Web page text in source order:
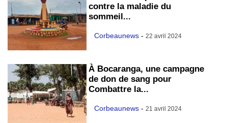
contre la maladie du
sommeil...
Corbeaunews - 22 avril 2024
À Bocaranga, une campagne
de don de sang pour
Combattre la...
Corbeaunews - 21 avril 2024